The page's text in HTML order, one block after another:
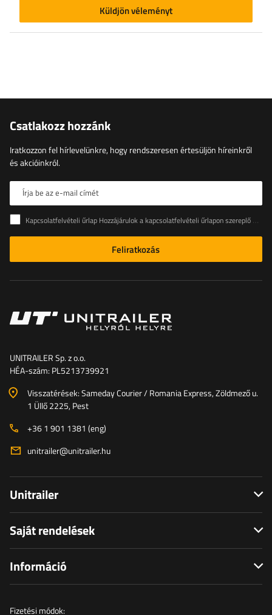
Küldjön véleményt
Csatlakozz hozzánk
Iratkozzon fel hírlevelünkre, hogy rendszeresen értesüljön híreinkről
és akcióinkról.
Írja be az e-mail címét
Kapcsolatfelvételi űrlap Hozzájárulok a kapcsolatfelvételi űrlapon szereplő személyes adataimnak az Európai Parlament és a Tanács (EU) rendeletével összhangban történő kezeléséhez
Feliratkozás
UNITRAILER Sp. z o.o.
HÉA-szám: PL5213739921
Visszatérések: Sameday Courier / Romania Express, Zöldmező u.
1 Üllő 2225, Pest
+36 1 901 1381 (eng)
unitrailer@unitrailer.hu
Unitrailer
Saját rendelések
Információ
Fizetési módok: